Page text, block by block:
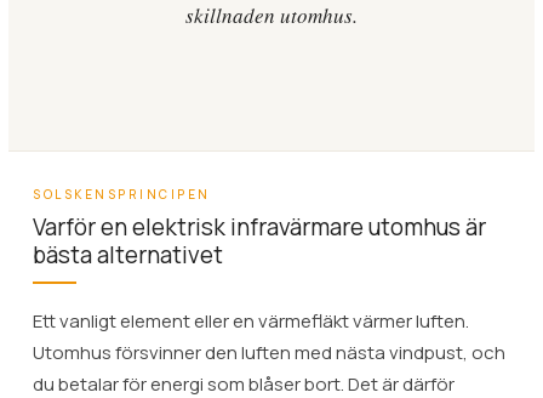
skillnaden utomhus.
SOLSKENSPRINCIPEN
Varför en elektrisk infravärmare utomhus är
bästa alternativet
Ett vanligt element eller en värmefläkt värmer luften.
Utomhus försvinner den luften med nästa vindpust, och
du betalar för energi som blåser bort. Det är därför